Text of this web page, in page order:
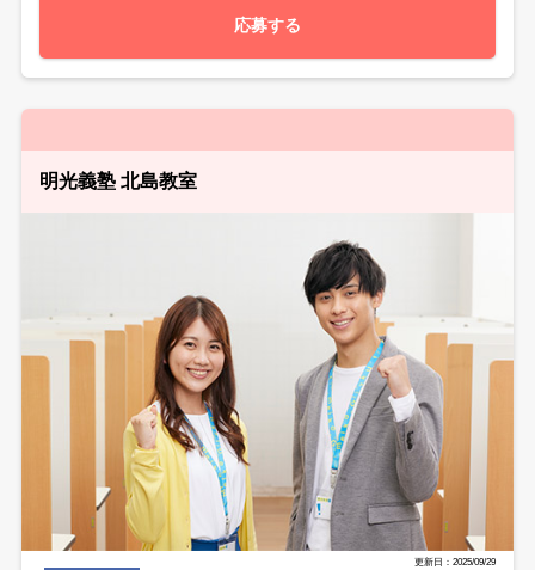
応募する
明光義塾 北島教室
更新日：2025/09/29